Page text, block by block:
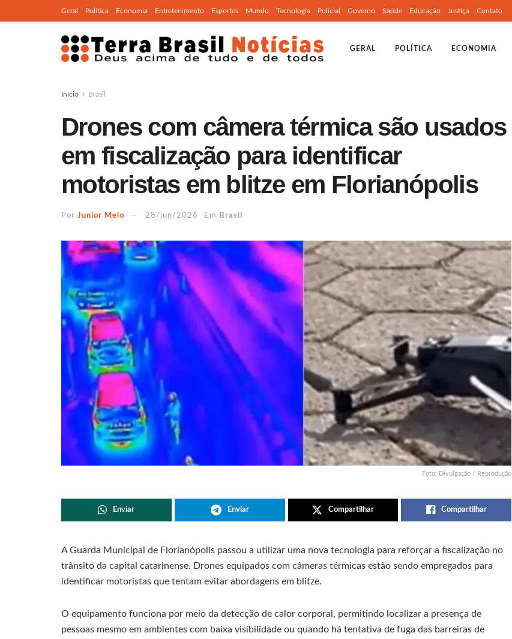
Geral Política Economia Entretenimento Esportes Mundo Tecnologia Policial Governo Saúde Educação Justiça Contato
GERAL POLÍTICA ECONOMIA
Início Brasil
Drones com câmera térmica são usados
em fiscalização para identificar
motoristas em blitze em Florianópolis
Por Junior Melo 28/jun/2026 Em Brasil
Foto: Divulgação / Reprodução
Enviar Enviar Compartilhar Compartilhar
A Guarda Municipal de Florianópolis passou a utilizar uma nova tecnologia para reforçar a fiscalização no
trânsito da capital catarinense. Drones equipados com câmeras térmicas estão sendo empregados para
identificar motoristas que tentam evitar abordagens em blitze.
O equipamento funciona por meio da detecção de calor corporal, permitindo localizar a presença de
pessoas mesmo em ambientes com baixa visibilidade ou quando há tentativa de fuga das barreiras de